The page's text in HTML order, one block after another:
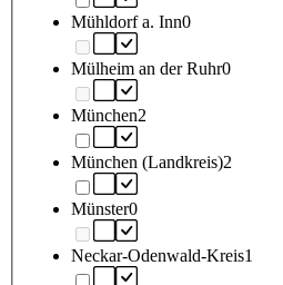
Mühldorf a. Inn0
Mülheim an der Ruhr0
München2
München (Landkreis)2
Münster0
Neckar-Odenwald-Kreis1